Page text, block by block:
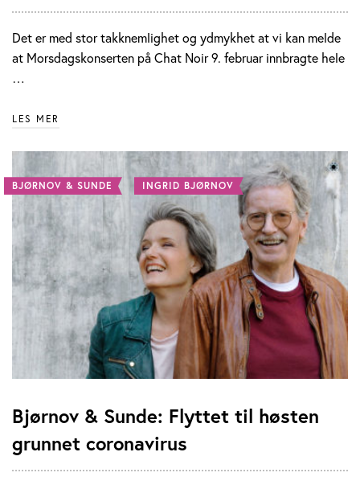
Det er med stor takknemlighet og ydmykhet at vi kan melde
at Morsdagskonserten på Chat Noir 9. februar innbragte hele
…
LES MER
BJØRNOV & SUNDE INGRID BJØRNOV
Bjørnov & Sunde: Flyttet til høsten
grunnet coronavirus